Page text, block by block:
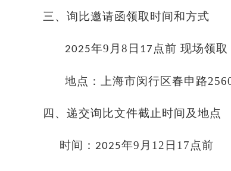
三、询比邀请函领取时间和方式
2025年9 月8 日 17 点前 现场领取
地点： 上海市闵行区春申路
四、递交询比文件截止时间及地点
时间： 2025年9 月12日 17点前